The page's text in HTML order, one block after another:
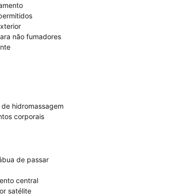
não fumadores
de hidromassagem
corporais
de passar
central
satélite